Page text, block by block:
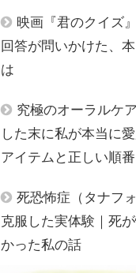
映画『君のクイズ
回答が問いかけた、本
は
究極のオーラルケ
した末に私が本当に
アイテムと正しい順番
死恐怖症（タナフ
克服した実体験｜死
かった私の話